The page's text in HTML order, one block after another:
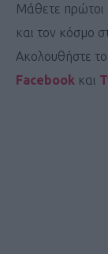
Μάθετε πρώτοι
και τον κόσμο
Ακολουθήστε το
Facebook και